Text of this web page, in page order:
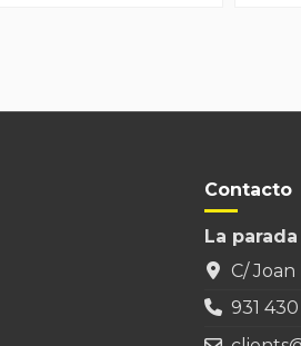
crucificción 14
Contacto
La
C/ Joan
931